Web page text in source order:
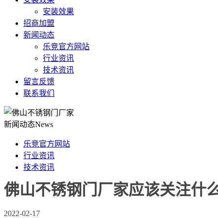
安装效果
招商加盟
新闻动态
乐竞官方网站
行业资讯
技术资讯
留言反馈
联系我们
新闻动态News
乐竞官方网站
行业资讯
技术资讯
佛山不锈钢门厂家应该关注什
2022-02-17